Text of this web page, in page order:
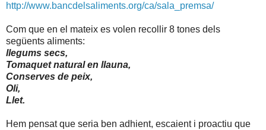
http://www.bancdelsaliments.org/ca/sala_premsa/
Com que en el mateix es volen recollir 8 tones dels
següents aliments:
llegums secs,
Tomaquet natural en llauna,
Conserves de peix,
Oli,
Llet.
Hem pensat que seria ben adhient, escaient i proactiu que